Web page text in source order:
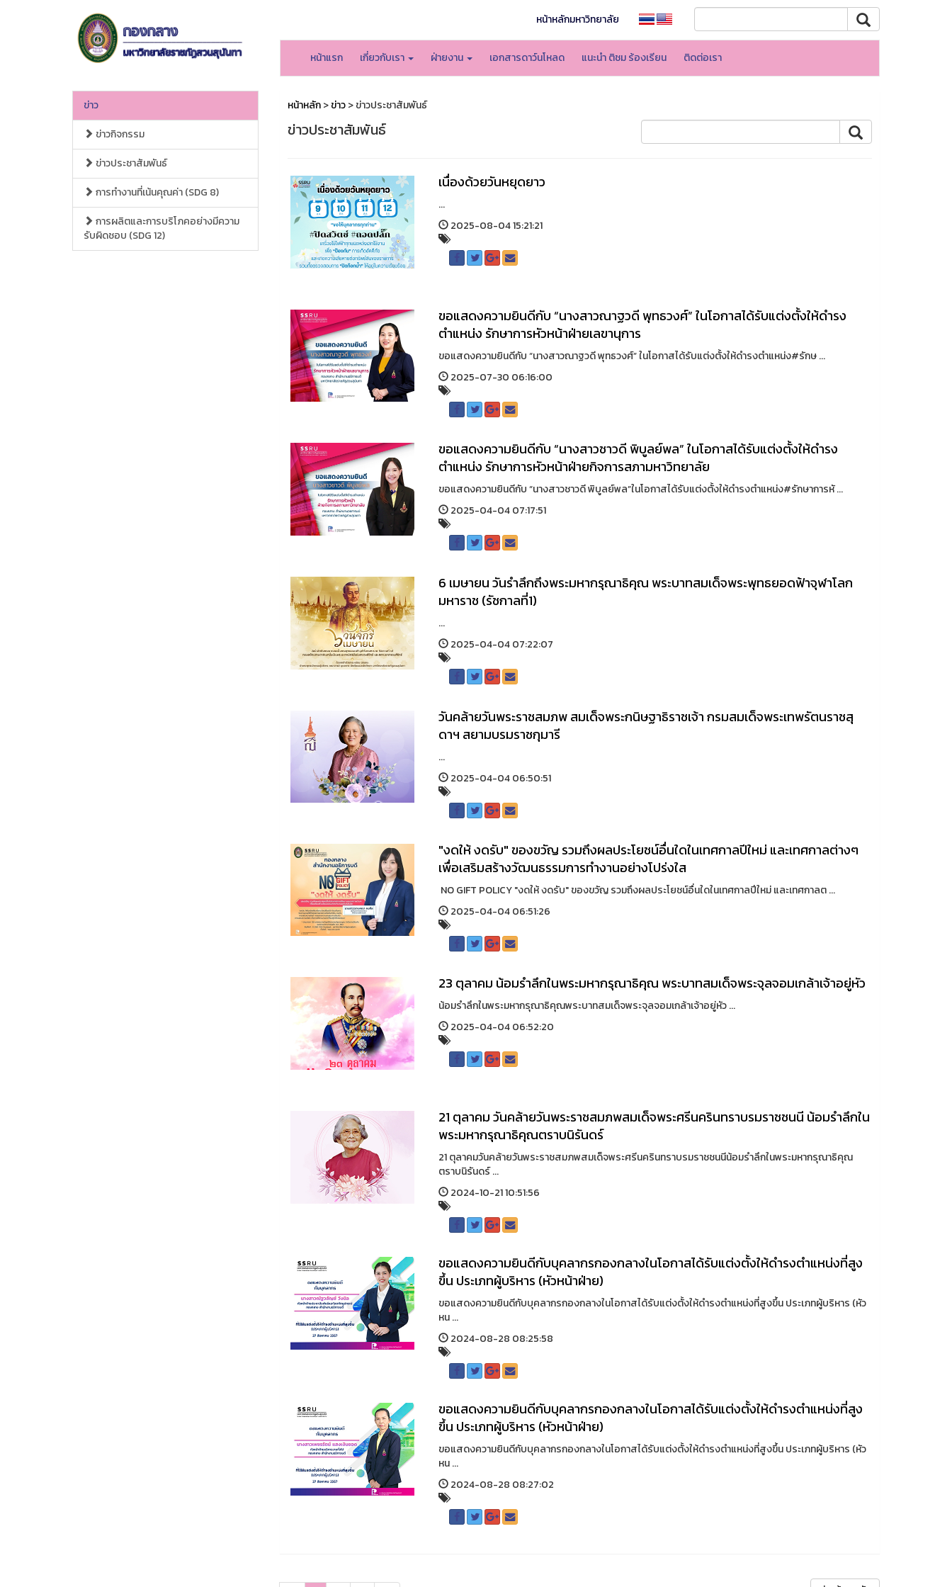
หน้าหลักมหาวิทยาลัย
หน้าแรก เกี่ยวกับเรา ฝ่ายงาน เอกสารดาว์นโหลด แนะนำ ติชม ร้องเรียน ติดต่อเรา
ข่าว
ข่าวกิจกรรม
ข่าวประชาสัมพันธ์
การทำงานที่เน้นคุณค่า (SDG 8)
การผลิตและการบริโภคอย่างมีความ
รับผิดชอบ (SDG 12)
หน้าหลัก>ข่าว> ข่าวประชาสัมพันธ์
ข่าวประชาสัมพันธ์
เนื่องด้วยวันหยุดยาว
...
2025-08-04 15:21:21
ขอแสดงความยินดีกับ “นางสาวณาฐวดี พุทธวงศ์” ในโอกาสได้รับแต่งตั้งให้ดำรง
ตำแหน่ง รักษาการหัวหน้าฝ่ายเลขานุการ
ขอแสดงความยินดีกับ “นางสาวณาฐวดี พุทธวงศ์” ในโอกาสได้รับแต่งตั้งให้ดำรงตำแหน่ง#รักษ ...
2025-07-30 06:16:00
ขอแสดงความยินดีกับ “นางสาวชาวดี พิบูลย์พล” ในโอกาสได้รับแต่งตั้งให้ดำรง
ตำแหน่ง รักษาการหัวหน้าฝ่ายกิจการสภามหาวิทยาลัย
ขอแสดงความยินดีกับ “นางสาวชาวดี พิบูลย์พล”ในโอกาสได้รับแต่งตั้งให้ดำรงตำแหน่ง#รักษาการหั ...
2025-04-04 07:17:51
6 เมษายน วันรำลึกถึงพระมหากรุณาธิคุณ พระบาทสมเด็จพระพุทธยอดฟ้าจุฬาโลก
มหาราช (รัชกาลที่1)
...
2025-04-04 07:22:07
วันคล้ายวันพระราชสมภพ สมเด็จพระกนิษฐาธิราชเจ้า กรมสมเด็จพระเทพรัตนราชสุ
ดาฯ สยามบรมราชกุมารี
...
2025-04-04 06:50:51
"งดให้ งดรับ" ของขวัญ รวมถึงผลประโยชน์อื่นใดในเทศกาลปีใหม่ และเทศกาลต่างๆ
เพื่อเสริมสร้างวัฒนธรรมการทำงานอย่างโปร่งใส
NO GIFT POLICY "งดให้ งดรับ" ของขวัญ รวมถึงผลประโยชน์อื่นใดในเทศกาลปีใหม่ และเทศกาลต ...
2025-04-04 06:51:26
23 ตุลาคม น้อมรำลึกในพระมหากรุณาธิคุณ พระบาทสมเด็จพระจุลจอมเกล้าเจ้าอยู่หัว
น้อมรำลึกในพระมหากรุณาธิคุณพระบาทสมเด็จพระจุลจอมเกล้าเจ้าอยู่หัว ...
2025-04-04 06:52:20
21 ตุลาคม วันคล้ายวันพระราชสมภพสมเด็จพระศรีนครินทราบรมราชชนนี น้อมรำลึกใน
พระมหากรุณาธิคุณตราบนิรันดร์
21 ตุลาคมวันคล้ายวันพระราชสมภพสมเด็จพระศรีนครินทราบรมราชชนนีน้อมรำลึกในพระมหากรุณาธิคุณ
ตราบนิรันดร์ ...
2024-10-21 10:51:56
ขอแสดงความยินดีกับบุคลากรกองกลางในโอกาสได้รับแต่งตั้งให้ดำรงตำแหน่งที่สูง
ขึ้น ประเภทผู้บริหาร (หัวหน้าฝ่าย)
ขอแสดงความยินดีกับบุคลากรกองกลางในโอกาสได้รับแต่งตั้งให้ดำรงตำแหน่งที่สูงขึ้น ประเภทผู้บริหาร (หัว
หน ...
2024-08-28 08:25:58
ขอแสดงความยินดีกับบุคลากรกองกลางในโอกาสได้รับแต่งตั้งให้ดำรงตำแหน่งที่สูง
ขึ้น ประเภทผู้บริหาร (หัวหน้าฝ่าย)
ขอแสดงความยินดีกับบุคลากรกองกลางในโอกาสได้รับแต่งตั้งให้ดำรงตำแหน่งที่สูงขึ้น ประเภทผู้บริหาร (หัว
หน ...
2024-08-28 08:27:02